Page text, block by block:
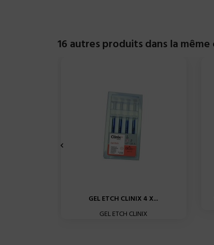
16 autres produits dans la
GEL ETCH CLINIX 4 X...
GEL ETCH CLINIX
